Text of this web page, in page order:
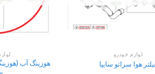
لوازم خودرو
هوا سراتو سایپا
هوزینگ آب